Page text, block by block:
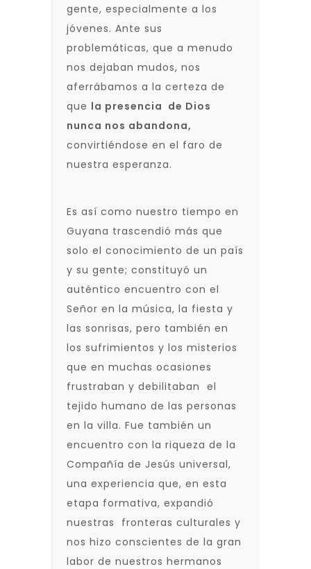
gente, especialmente a los
jóvenes. Ante sus
problemáticas, que a menudo
nos dejaban mudos, nos
aferrábamos a la certeza de
que la presencia de Dios
nunca nos abandona,
convirtiéndose en el faro de
nuestra esperanza.
Es así como nuestro tiempo en
Guyana trascendió más que
solo el conocimiento de un país
y su gente; constituyó un
auténtico encuentro con el
Señor en la música, la fiesta y
las sonrisas, pero también en
los sufrimientos y los misterios
que en muchas ocasiones
frustraban y debilitaban el
tejido humano de las personas
en la villa. Fue también un
encuentro con la riqueza de la
Compañía de Jesús universal,
una experiencia que, en esta
etapa formativa, expandió
nuestras fronteras culturales y
nos hizo conscientes de la gran
labor de nuestros hermanos